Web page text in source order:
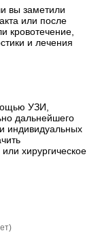
вы заметили
или после
кровотечение,
и лечения
УЗИ,
дальнейшего
индивидуальных
хирургическое